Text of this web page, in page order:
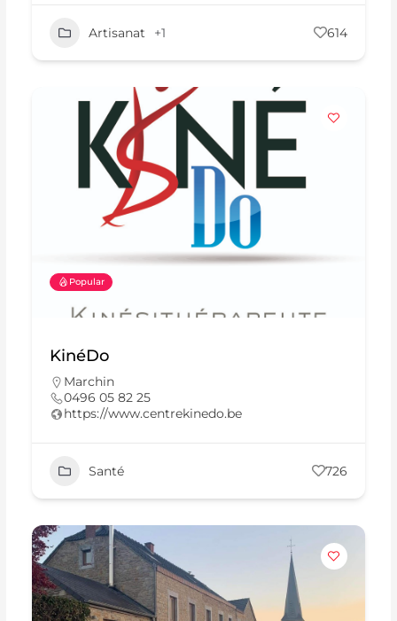
Artisanat +1 614
Popular
KinéDo
Marchin
0496 05 82 25
https://www.centrekinedo.be
Santé 726